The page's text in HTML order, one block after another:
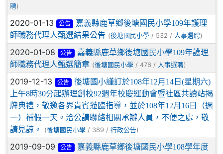
聘)
2020-01-13 公告
嘉義縣鹿草鄉後塘國民小學109年護理
師職務代理人甄選結果公告 (後塘國民小學 / 532 / 人事選聘)
2020-01-08 公告
嘉義縣鹿草鄉後塘國民小學109年護理
師職務代理人甄選簡章 (後塘國民小學 / 476 / 人事選聘)
2019-12-13 公告
後塘國小謹訂於108年12月14日(星期六)
上午8時30分起辦理創校92週年校慶運動會暨社區共讀站揭
牌典禮，敬邀各界貴賓蒞臨指導，並於108年12月16日（週
一）補假一天。洽公請聯絡相關承辦人員，不便之處，敬
請見諒。
(後塘國民小學 / 389 / 行政公告)
2019-09-09 公告
嘉義縣鹿草鄉後塘國民小學108學年度